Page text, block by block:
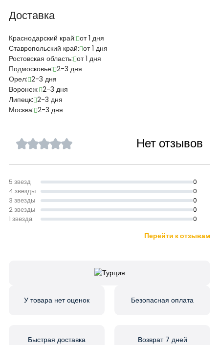
Доставка
Краснодарский край: от 1 дня
Ставропольский край: от 1 дня
Ростовская область: от 1 дня
Подмосковье: 2-3 дня
Орел: 2-3 дня
Воронеж: 2-3 дня
Липецк: 2-3 дня
Москва: 2-3 дня
Нет отзывов
5 звезд 0
4 звезды 0
3 звезды 0
2 звезды 0
1 звезда 0
Перейти к отзывам
У товара нет оценок Безопасная оплата
Быстрая доставка Возврат 7 дней